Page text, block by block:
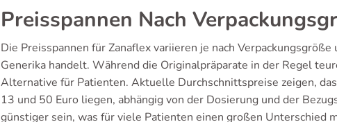
Preisspannen Nach
Die Preisspannen für Zanaflex variieren je nach
Generika handelt. Während die Originalpräparate in der Regel
Alternative für Patienten. Aktuelle Durchschnittspreise zeigen,
13 und 50 Euro liegen, abhängig von der Dosierung und der
günstiger sein, was für viele Patienten einen großen Unterschied